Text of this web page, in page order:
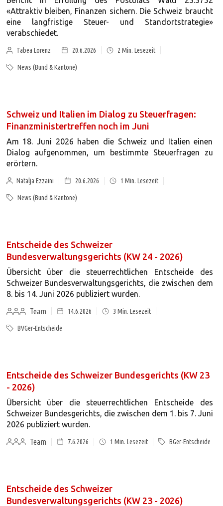
«Attraktiv bleiben, Finanzen sichern. Die Schweiz braucht
eine langfristige Steuer- und Standortstrategie»
verabschiedet.
Tabea Lorenz 20.6.2026 2 Min. Lesezeit
News (Bund & Kantone)
Schweiz und Italien im Dialog zu Steuerfragen:
Finanzministertreffen noch im Juni
Am 18. Juni 2026 haben die Schweiz und Italien einen
Dialog aufgenommen, um bestimmte Steuerfragen zu
erörtern.
Natalja Ezzaini 20.6.2026 1 Min. Lesezeit
News (Bund & Kantone)
Entscheide des Schweizer
Bundesverwaltungsgerichts (KW 24 - 2026)
Übersicht über die steuerrechtlichen Entscheide des
Schweizer Bundesverwaltungsgerichts, die zwischen dem
8. bis 14. Juni 2026 publiziert wurden.
Team
14.6.2026 3 Min. Lesezeit
BVGer-Entscheide
Entscheide des Schweizer Bundesgerichts (KW 23
- 2026)
Übersicht über die steuerrechtlichen Entscheide des
Schweizer Bundesgerichts, die zwischen dem 1. bis 7. Juni
2026 publiziert wurden.
Team
7.6.2026 1 Min. Lesezeit BGer-Entscheide
Entscheide des Schweizer
Bundesverwaltungsgerichts (KW 23 - 2026)